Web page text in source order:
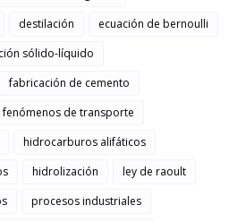
destilación
ecuación de bernoulli
sólido-líquido
fabricación de cemento
fenómenos de transporte
hidrocarburos alifáticos
hidrolización
ley de raoult
procesos industriales